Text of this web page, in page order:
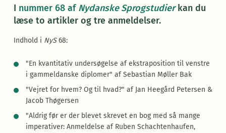
I nummer 68 afNydanske Sprogstudierkan du
læse to artikler og tre anmeldelser.
Indhold i NyS68:
"En kvantitativ undersøgelse af ekstraposition til venstre
i gammeldanske diplomer" af Sebastian Møller Bak
"Vejret for hvem? Og til hvad?" af Jan Heegård Petersen &
Jacob Thøgersen
"Aldrig før er der blevet skrevet en bog med så mange
imperativer: Anmeldelse af Ruben Schachtenhaufen,